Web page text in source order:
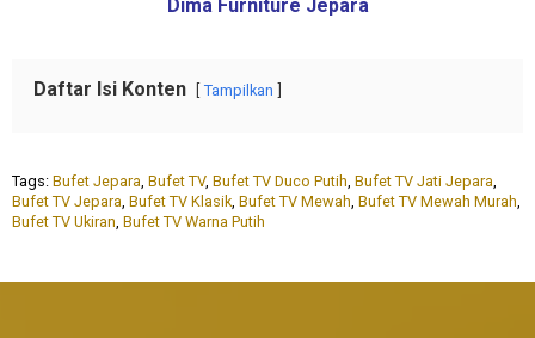
Dima Furniture Jepara
Daftar Isi Konten Tampilkan
Tags: Bufet Jepara Bufet TV, Bufet TV Duco Putih Bufet TV Jati Jepara
Bufet TV Jepara Bufet TV Klasik Bufet TV Mewah Bufet TV Mewah Murah
Bufet TV Ukiran Bufet TV Warna Putih